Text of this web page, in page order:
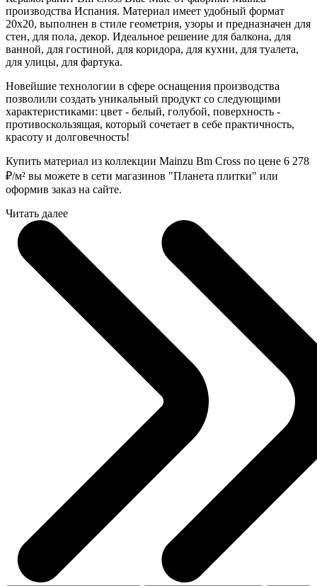
производства Испания. Материал имеет удобный формат
20x20, выполнен в стиле геометрия, узоры и предназначен для
стен, для пола, декор. Идеальное решение для балкона, для
ванной, для гостиной, для коридора, для кухни, для туалета,
для улицы, для фартука.
Новейшие технологии в сфере оснащения производства
позволили создать уникальный продукт со следующими
характеристиками: цвет - белый, голубой, поверхность -
противоскользящая, который сочетает в себе практичность,
красоту и долговечность!
Купить материал из коллекции Mainzu Bm Cross по цене 6 278
₽/м² вы можете в сети магазинов "Планета плитки" или
оформив заказ на сайте.
Читать далее